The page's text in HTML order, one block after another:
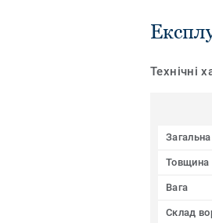
Технічні
Товщина
Вага
Склад